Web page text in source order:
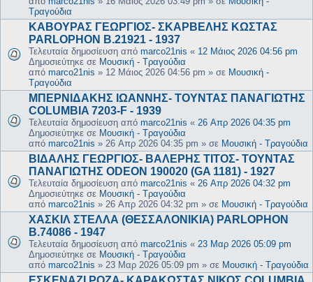
Τραγούδια
ΚΑΒΟΥΡΑΣ ΓΕΩΡΓΙΟΣ- ΣΚΑΡΒΕΛΗΣ ΚΩΣΤΑΣ
PARLOPHON B.21921 - 1937
Τελευταία δημοσίευση από marco21nis « 12 Μάιος 2026 04:56 pm
Δημοσιεύτηκε σε Μουσική - Τραγούδια
από marco21nis » 12 Μάιος 2026 04:56 pm » σε Μουσική -
Τραγούδια
ΜΠΕΡΝΙΔΑΚΗΣ ΙΩΑΝΝΗΣ- ΤΟΥΝΤΑΣ ΠΑΝΑΓΙΩΤΗΣ
COLUMBIA 7203-F - 1939
Τελευταία δημοσίευση από marco21nis « 26 Απρ 2026 04:35 pm
Δημοσιεύτηκε σε Μουσική - Τραγούδια
από marco21nis » 26 Απρ 2026 04:35 pm » σε Μουσική - Τραγούδια
ΒΙΔΑΛΗΣ ΓΕΩΡΓΙΟΣ- ΒΑΛΕΡΗΣ ΤΙΤΟΣ- ΤΟΥΝΤΑΣ
ΠΑΝΑΓΙΩΤΗΣ ODEON 190020 (GA 1181) - 1927
Τελευταία δημοσίευση από marco21nis « 26 Απρ 2026 04:32 pm
Δημοσιεύτηκε σε Μουσική - Τραγούδια
από marco21nis » 26 Απρ 2026 04:32 pm » σε Μουσική - Τραγούδια
ΧΑΣΚΙΛ ΣΤΕΛΛΑ (ΘΕΣΣΑΛΟΝΙΚΙΑ) PARLOPHON
B.74086 - 1947
Τελευταία δημοσίευση από marco21nis « 23 Μαρ 2026 05:09 pm
Δημοσιεύτηκε σε Μουσική - Τραγούδια
από marco21nis » 23 Μαρ 2026 05:09 pm » σε Μουσική - Τραγούδια